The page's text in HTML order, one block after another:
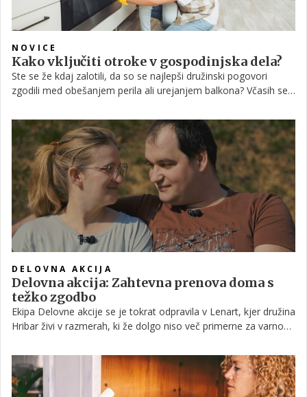
NOVICE
Kako vključiti otroke v gospodinjska dela?
Ste se že kdaj zalotili, da so se najlepši družinski pogovori
zgodili med obešanjem perila ali urejanjem balkona? Včasih se
DELOVNA AKCIJA
Delovna akcija: Zahtevna prenova doma s
težko zgodbo
Ekipa Delovne akcije se je tokrat odpravila v Lenart, kjer družina
Hribar živi v razmerah, ki že dolgo niso več primerne za varno
vsakdana, ki ga želijo končno pustiti za sabo. Pred mojstri je
zahtevna prenova stare hiše, polne izzivov in težkih spominov.